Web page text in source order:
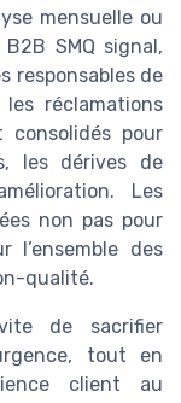
mensuelle ou
SMQ signal,
responsables de
les réclamations
pour
les dérives de
Les
non pas pour
des
qualité.
de sacrifier
tout en
client au